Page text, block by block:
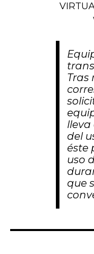
Tras
lleva
del
éste
uso
que